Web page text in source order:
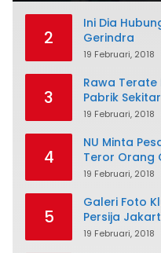
2
Ini Dia
Gerindra
19 Februari, 2018
3
Rawa Terate
Pabrik Sekitar
19 Februari, 2018
4
NU Minta
Teror Orang
19 Februari, 2018
5
Galeri Foto
Persija
19 Februari, 2018